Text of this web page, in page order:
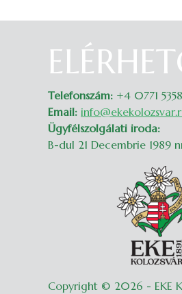
Telefonszám: +4 0771
Email:
Ügyfélszolgálati iroda:
B-dul 21 Decembrie 1989
Copyright © 2026 - EKE